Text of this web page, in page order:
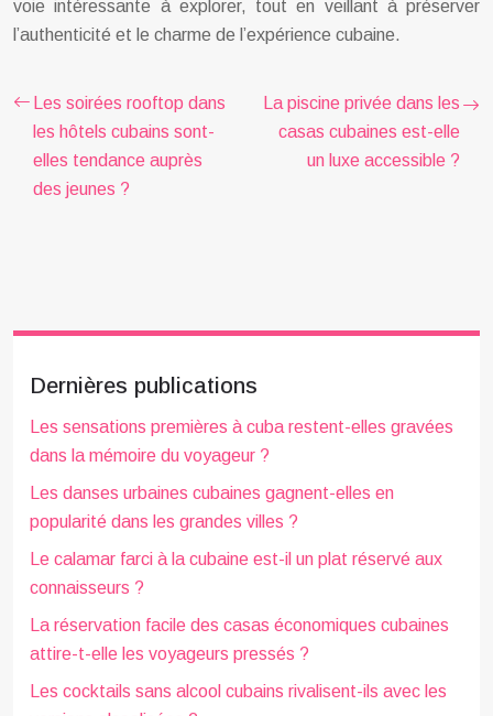
voie intéressante à explorer, tout en veillant à préserver
l’authenticité et le charme de l’expérience cubaine.
Les soirées rooftop dans
les hôtels cubains sont-
elles tendance auprès
des jeunes ?
La piscine privée dans les
casas cubaines est-elle
un luxe accessible ?
Dernières publications
Les sensations premières à cuba restent-elles gravées
dans la mémoire du voyageur ?
Les danses urbaines cubaines gagnent-elles en
popularité dans les grandes villes ?
Le calamar farci à la cubaine est-il un plat réservé aux
connaisseurs ?
La réservation facile des casas économiques cubaines
attire-t-elle les voyageurs pressés ?
Les cocktails sans alcool cubains rivalisent-ils avec les